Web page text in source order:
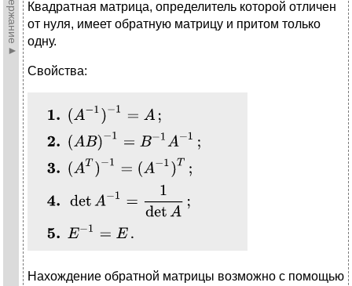
Квадратная матрица, определитель которой отличен
от нуля, имеет обратную матрицу и притом только
одну.
Свойства:
Нахождение обратной матрицы возможно с помощью